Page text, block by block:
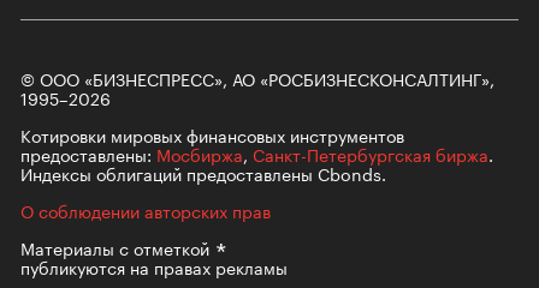
© ООО «БИЗНЕСПРЕСС», АО «РОСБИЗНЕСКОНСАЛТИНГ»,
1995–2026
Котировки мировых финансовых инструментов
предоставлены: Мосбиржа, Санкт-Петербургская биржа.
Индексы облигаций предоставлены Cbonds.
О соблюдении авторских прав
Материалы сотметкой
публикуются на правах рекламы